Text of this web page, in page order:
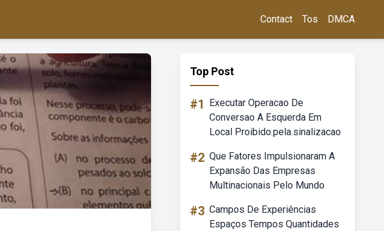
Contact Tos DMCA
Top Post
#1
Executar Operacao De
Conversao A Esquerda Em
Local Proibido.pela.sinalizacao
#2 Que Fatores Impulsionaram A
Expansão Das Empresas
Multinacionais Pelo Mundo
#3 Campos De Experiências
Espaços Tempos Quantidades